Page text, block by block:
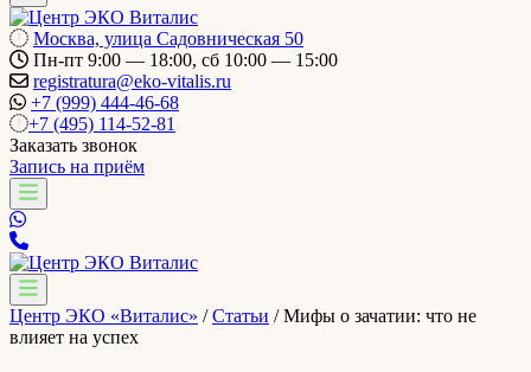
Москва, улица Садовническая 50
Пн-пт 9:00 — 18:00, сб 10:00 — 15:00
registratura@eko-vitalis.ru
+7 (999) 444-46-68
+7 (495) 114-52-81
Заказать звонок
Запись на приём
Центр ЭКО «Виталис» /Статьи /Мифы о зачатии: что не
влияет на успех